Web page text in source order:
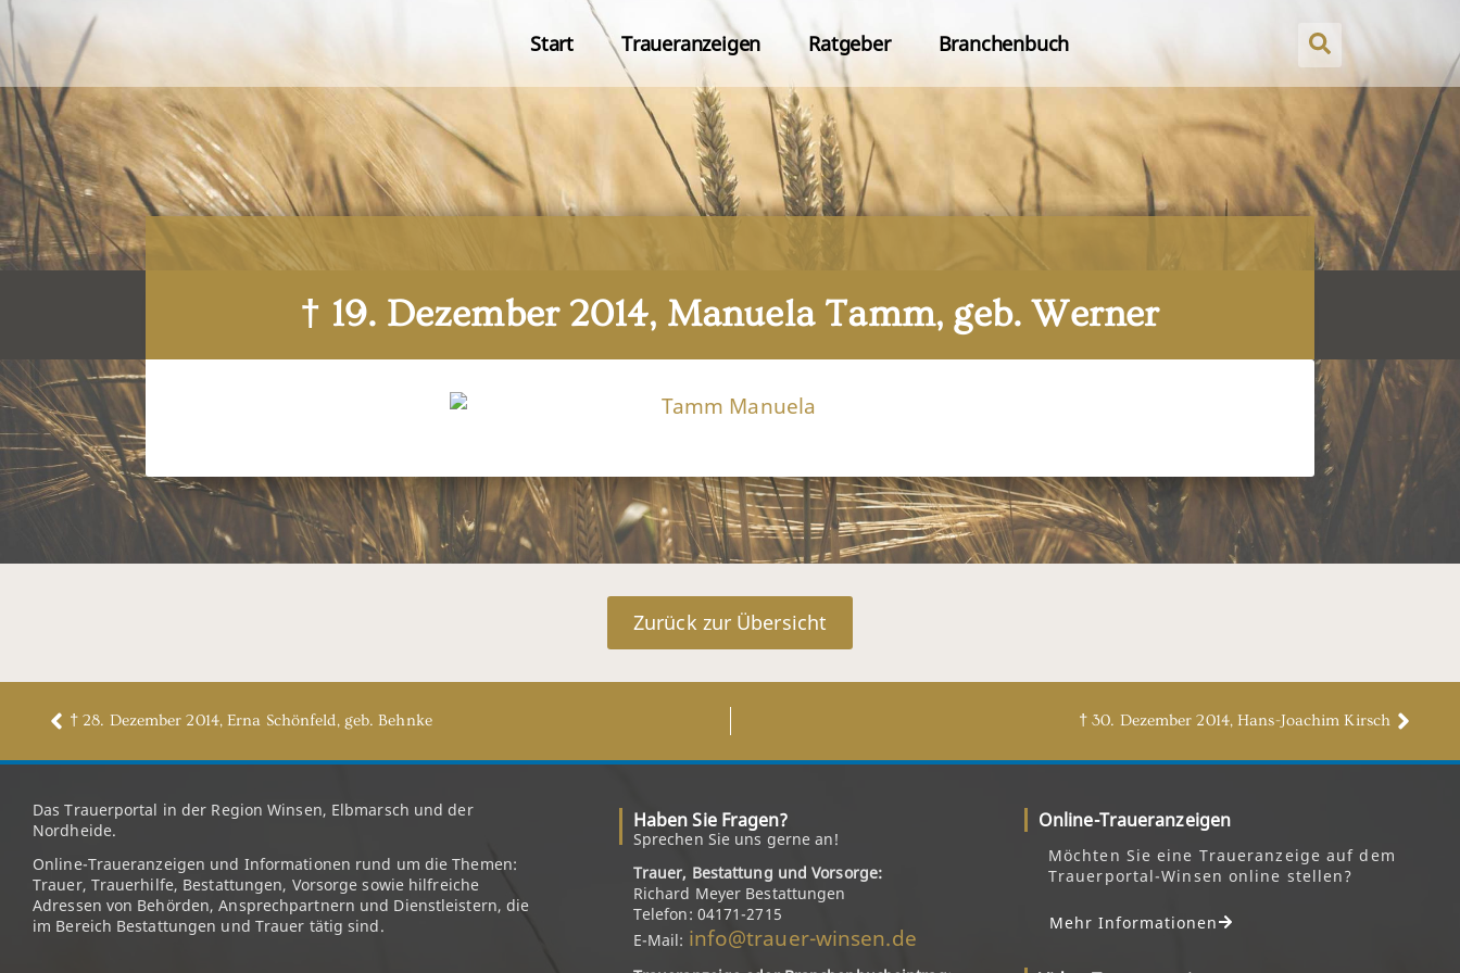
Start Traueranzeigen Ratgeber Branchenbuch
† 19. Dezember 2014, Manuela Tamm, geb. Werner
Zurück zur Übersicht
† 28. Dezember 2014, Erna Schönfeld, geb. Behnke † 30. Dezember 2014, Hans-Joachim Kirsch
Das Trauerportal in der Region Winsen, Elbmarsch und der
Nordheide.
Online-Traueranzeigen und Informationen rund um die Themen:
Trauer, Trauerhilfe, Bestattungen, Vorsorge sowie hilfreiche
Adressen von Behörden, Ansprechpartnern und Dienstleistern, die
im Bereich Bestattungen und Trauer tätig sind.
Haben Sie Fragen?
Sprechen Sie uns gerne an!
Trauer, Bestattung und Vorsorge:
Richard Meyer Bestattungen
Telefon: 04171-2715
E-Mail: info@trauer-winsen.de
Online-Traueranzeigen
Möchten Sie eine Traueranzeige auf dem
Trauerportal-Winsen online stellen?
Mehr Informationen